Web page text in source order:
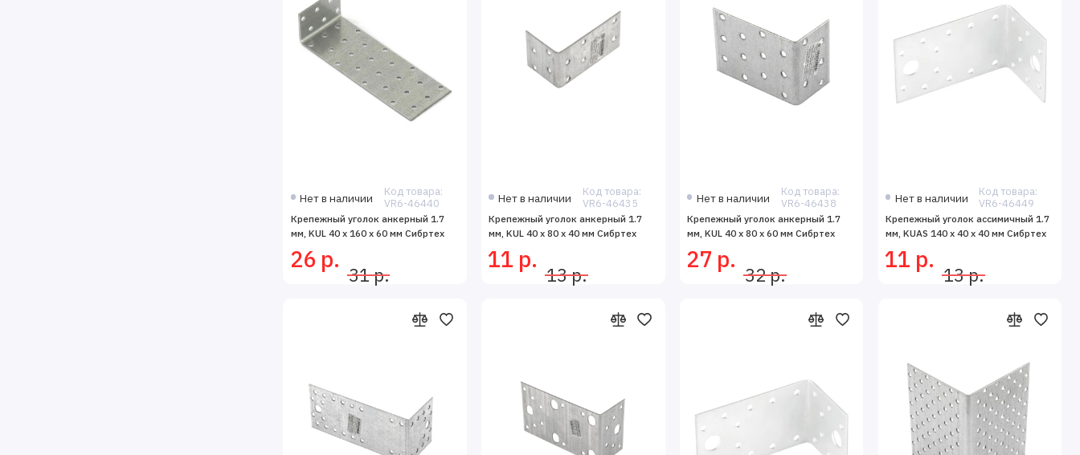
Нет в наличии
Код товара:
VR6-46440
Крепежный уголок анкерный 1.7
мм, KUL 40 х 160 х 60 мм Сибртех
26 р.
31 р.
Нет в наличии
Код товара:
VR6-46435
Крепежный уголок анкерный 1.7
мм, KUL 40 х 80 х 40 мм Сибртех
11 р.
13 р.
Нет в наличии
Код товара:
VR6-46438
Крепежный уголок анкерный 1.7
мм, KUL 40 х 80 х 60 мм Сибртех
27 р.
32 р.
Нет в наличии
Код товара:
VR6-46449
Крепежный уголок ассимичный 1.7
мм, KUAS 140 х 40 х 40 мм Сибртех
11 р.
13 р.